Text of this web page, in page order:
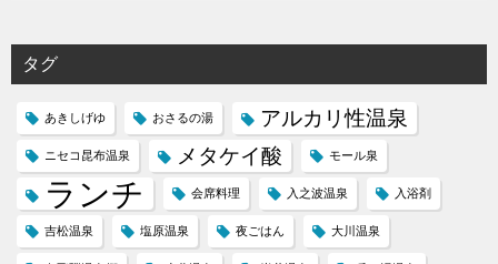
タグ
あきしげゆ おさるの湯 アルカリ性温泉
ニセコ昆布温泉 メタケイ酸 モール泉
ランチ 会席料理 入之波温泉 入浴剤
吉松温泉 塩原温泉 夜ごはん 大川温泉